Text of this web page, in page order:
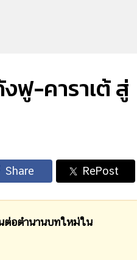
ฟู-คาราเต้ สู่
อตำนานบทใหม่ใน